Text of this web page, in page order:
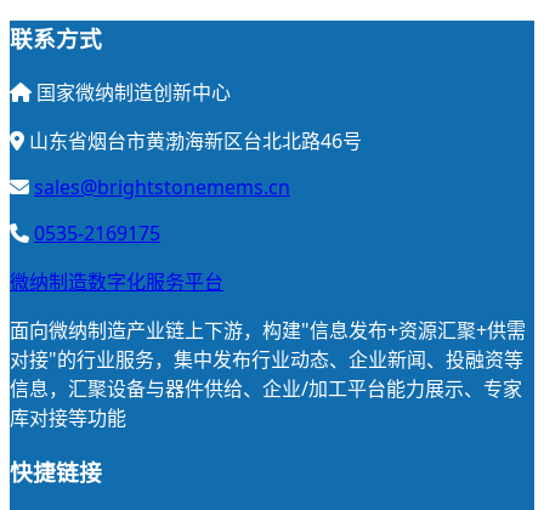
联系方式
国家微纳制造创新中心
山东省烟台市黄渤海新区台北北路46号
sales@brightstonemems.cn
0535-2169175
微纳制造数字化服务平台
面向微纳制造产业链上下游，构建"信息发布+资源汇聚+供需
对接"的行业服务，集中发布行业动态、企业新闻、投融资等
信息，汇聚设备与器件供给、企业/加工平台能力展示、专家
库对接等功能
快捷链接